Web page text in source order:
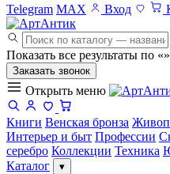
Telegram MAX Вход
Показать все результаты по «»
Заказать звонок
Открыть меню
Книги Венская бронза
Интерьер и быт Профессии
серебро Коллекции Техника
Каталог
▾